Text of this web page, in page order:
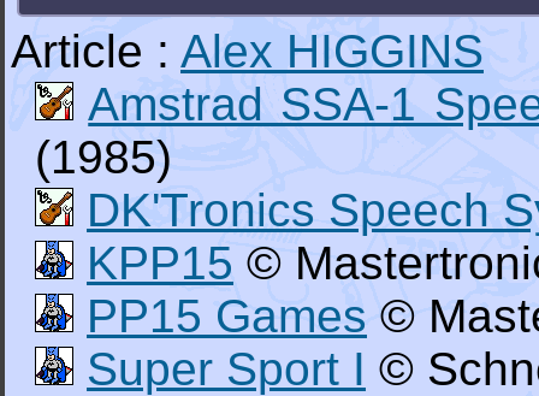
Article : Alex HIGGINS
Amstrad SSA-1
(1985)
DK'Tronics Speech
KPP15 ©
PP15 Games ©
Super Sport I ©